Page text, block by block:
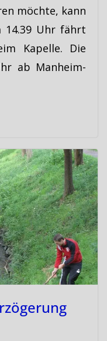
möchte, kann
14.39 Uhr fährt
Kapelle. Die
ab Manheim-